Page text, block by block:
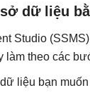
dữ liệu
Studio
làm theo các
liệu bạn